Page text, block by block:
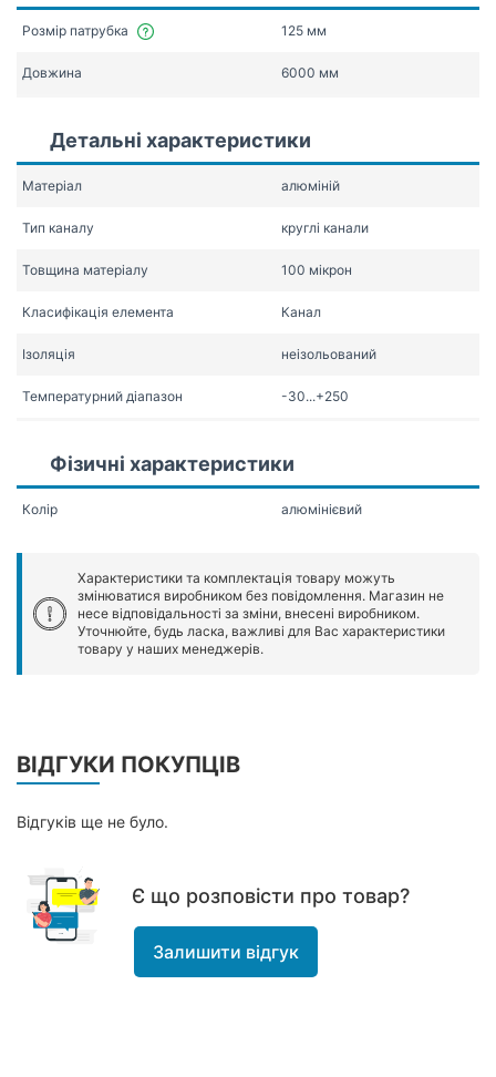
Розмір патрубка 125 мм
Довжина 6000 мм
Детальні характеристики
Матеріал алюміній
Тип каналу круглі канали
Товщина матеріалу 100 мікрон
Класифікація елемента Канал
Ізоляція неізольований
Температурний діапазон -30...+250
Фізичні характеристики
Колір алюмінієвий
Характеристики та комплектація товару можуть
змінюватися виробником без повідомлення. Магазин не
несе відповідальності за зміни, внесені виробником.
Уточнюйте, будь ласка, важливі для Вас характеристики
товару у наших менеджерів.
ВІДГУКИ ПОКУПЦІВ
Відгуків ще не було.
Є що розповісти про товар?
Залишити відгук